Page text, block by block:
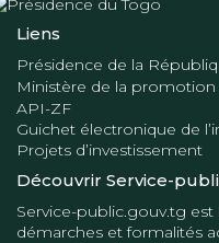
Liens
Présidence de la
Ministère de la promotion
API-ZF
Guichet électronique de
Projets d’investissement
Découvrir Service-
Service-public.gouv.tg est
démarches et formalités